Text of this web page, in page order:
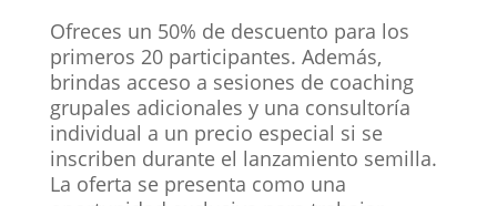
Ofreces un 50% de descuento para los
primeros 20 participantes. Además,
brindas acceso a sesiones de coaching
grupales adicionales y una consultoría
individual a un precio especial si se
inscriben durante el lanzamiento semilla.
La oferta se presenta como una